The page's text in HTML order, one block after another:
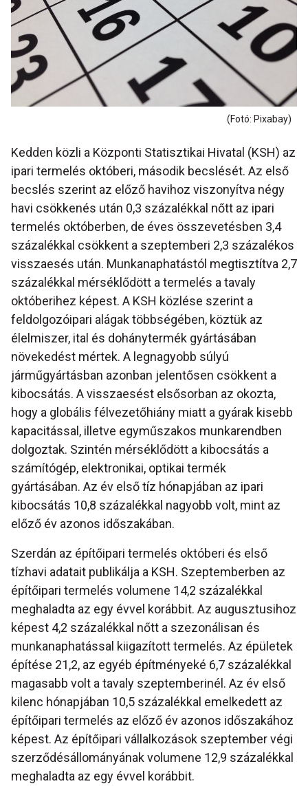
(Fotó: Pixabay)
Kedden közli a Központi Statisztikai Hivatal (KSH) az
ipari termelés októberi, második becslését. Az első
becslés szerint az előző havihoz viszonyítva négy
havi csökkenés után 0,3 százalékkal nőtt az ipari
termelés októberben, de éves összevetésben 3,4
százalékkal csökkent a szeptemberi 2,3 százalékos
visszaesés után. Munkanaphatástól megtisztítva 2,7
százalékkal mérséklődött a termelés a tavaly
októberihez képest. A KSH közlése szerint a
feldolgozóipari alágak többségében, köztük az
élelmiszer, ital és dohánytermék gyártásában
növekedést mértek. A legnagyobb súlyú
járműgyártásban azonban jelentősen csökkent a
kibocsátás. A visszaesést elsősorban az okozta,
hogy a globális félvezetőhiány miatt a gyárak kisebb
kapacitással, illetve egyműszakos munkarendben
dolgoztak. Szintén mérséklődött a kibocsátás a
számítógép, elektronikai, optikai termék
gyártásában. Az év első tíz hónapjában az ipari
kibocsátás 10,8 százalékkal nagyobb volt, mint az
előző év azonos időszakában.
Szerdán az építőipari termelés októberi és első
tízhavi adatait publikálja a KSH. Szeptemberben az
építőipari termelés volumene 14,2 százalékkal
meghaladta az egy évvel korábbit. Az augusztusihoz
képest 4,2 százalékkal nőtt a szezonálisan és
munkanaphatással kiigazított termelés. Az épületek
építése 21,2, az egyéb építményeké 6,7 százalékkal
magasabb volt a tavaly szeptemberinél. Az év első
kilenc hónapjában 10,5 százalékkal emelkedett az
építőipari termelés az előző év azonos időszakához
képest. Az építőipari vállalkozások szeptember végi
szerződésállományának volumene 12,9 százalékkal
meghaladta az egy évvel korábbit.